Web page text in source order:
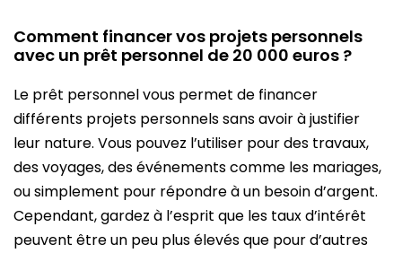
Comment financer vos projets personnels
avec un prêt personnel de 20 000 euros ?
Le prêt personnel vous permet de financer
différents projets personnels sans avoir à justifier
leur nature. Vous pouvez l’utiliser pour des travaux,
des voyages, des événements comme les mariages,
ou simplement pour répondre à un besoin d’argent.
Cependant, gardez à l’esprit que les taux d’intérêt
peuvent être un peu plus élevés que pour d’autres